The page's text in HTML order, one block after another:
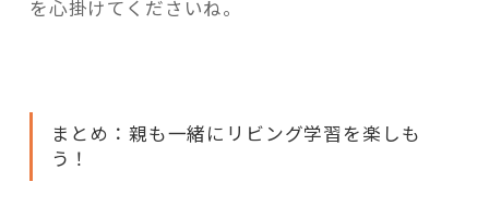
を心掛けてくださいね。
まとめ：親も一緒にリビング学習を楽しも
う！